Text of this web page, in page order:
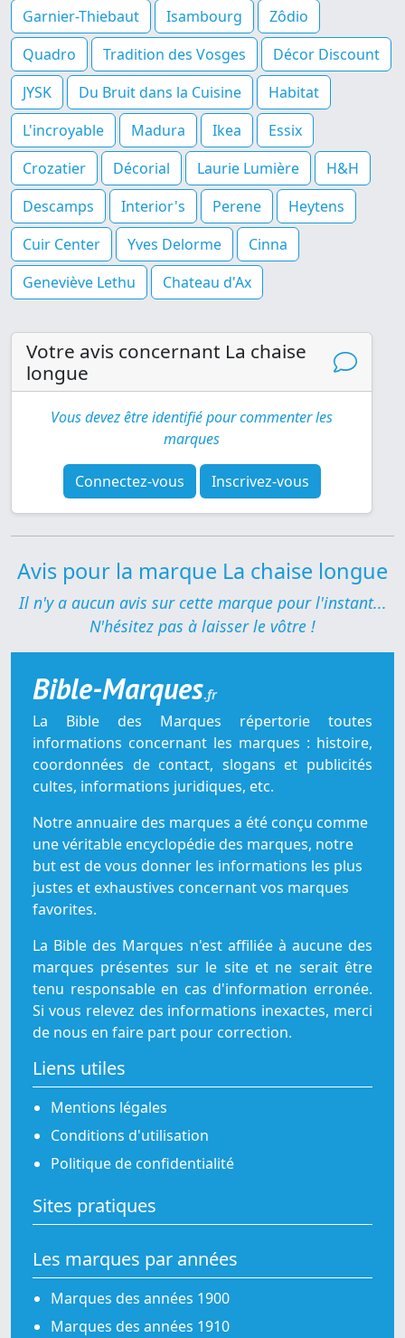
Garnier-Thiebaut Isambourg
Zôdio
Quadro
Tradition des Vosges
Décor Discount
JYSK
Du Bruit dans la Cuisine
Habitat
L'incroyable
Madura Ikea
Essix
Crozatier
Décorial Laurie Lumière
H&H
Descamps
Interior's Perene
Heytens
Cuir Center
Yves Delorme
Cinna
Geneviève Lethu
Chateau d'Ax
Votre avis concernant La chaise
longue
Vous devez être identifié pour commenter les
marques
Connectez-vous Inscrivez-vous
Avis pour la marque La chaise longue
Il n'y a aucun avis sur cette marque pour l'instant...
N'hésitez pas à laisser le vôtre !
Bible-Marques.fr
La Bible des Marques répertorie toutes
informations concernant les marques : histoire,
coordonnées de contact, slogans et publicités
cultes, informations juridiques, etc.
Notre annuaire des marques a été conçu comme
une véritable encyclopédie des marques, notre
but est de vous donner les informations les plus
justes et exhaustives concernant vos marques
favorites.
La Bible des Marques n'est affiliée à aucune des
marques présentes sur le site et ne serait être
tenu responsable en cas d'information erronée.
Si vous relevez des informations inexactes, merci
de nous en faire part pour correction.
Liens utiles
Mentions légales
Conditions d'utilisation
Politique de confidentialité
Sites pratiques
Les marques par années
Marques des années 1900
Marques des années 1910